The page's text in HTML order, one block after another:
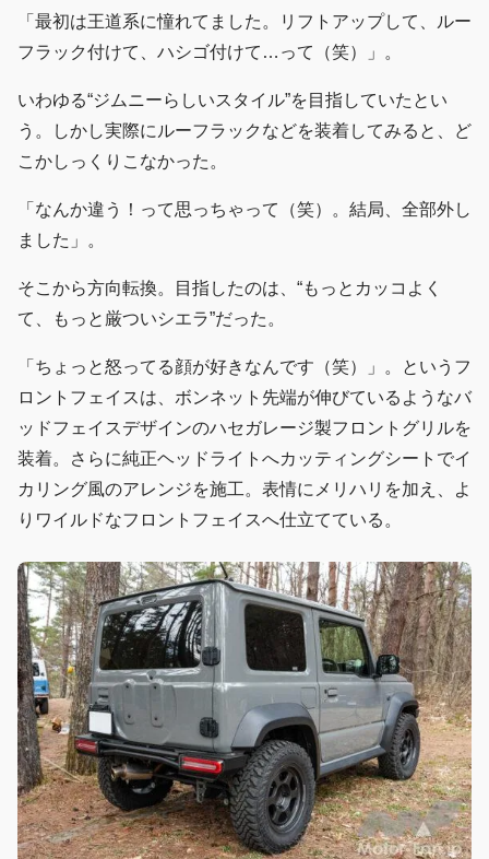
「最初は王道系に憧れてました。リフトアップして、ルー
フラック付けて、ハシゴ付けて…って（笑）」。
いわゆる“ジムニーらしいスタイル”を目指していたとい
う。しかし実際にルーフラックなどを装着してみると、ど
こかしっくりこなかった。
「なんか違う！って思っちゃって（笑）。結局、全部外し
ました」。
そこから方向転換。目指したのは、“もっとカッコよく
て、もっと厳ついシエラ”だった。
「ちょっと怒ってる顔が好きなんです（笑）」。というフ
ロントフェイスは、ボンネット先端が伸びているようなバ
ッドフェイスデザインのハセガレージ製フロントグリルを
装着。さらに純正ヘッドライトへカッティングシートでイ
カリング風のアレンジを施工。表情にメリハリを加え、よ
りワイルドなフロントフェイスへ仕立てている。